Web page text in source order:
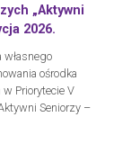
„Aktywni
2026.
ośrodka
Priorytecie V
Seniorzy –